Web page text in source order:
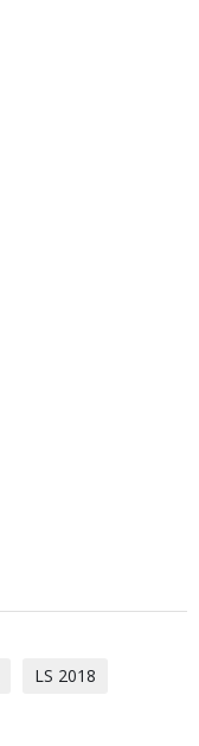
LS 2018